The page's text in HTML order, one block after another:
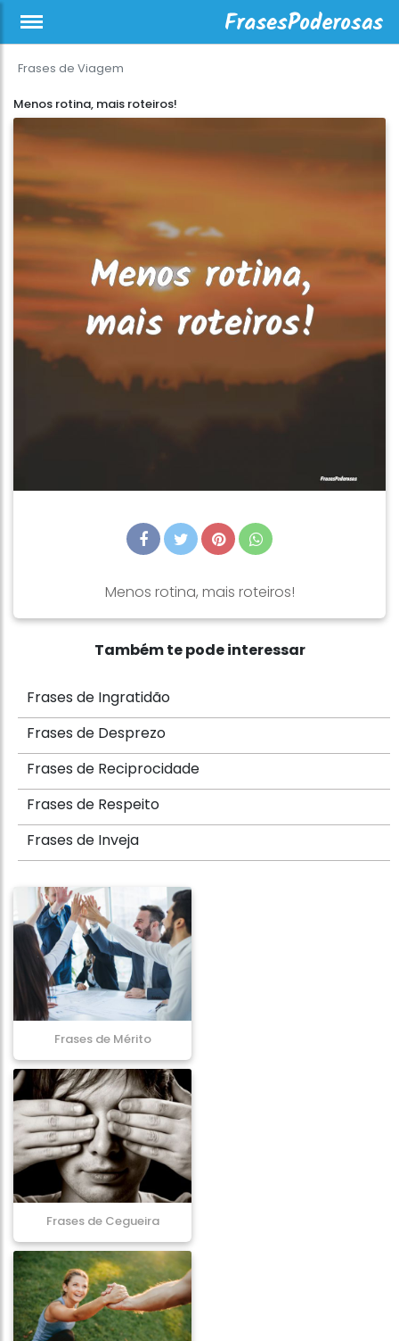
Frases de Viagem
Menos rotina, mais roteiros!
Menos rotina, mais roteiros!
Também te pode interessar
Frases de Ingratidão
Frases de Desprezo
Frases de Reciprocidade
Frases de Respeito
Frases de Inveja
Frases de Mérito
Frases de Cegueira